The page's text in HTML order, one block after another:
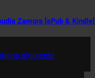
Zamora [ePub & Kindle]
siguiente